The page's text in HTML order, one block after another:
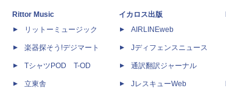
Rittor Music
リットーミュージック
楽器探そう!デジマート
TシャツPOD T-OD
立東舎
イカロス出版
AIRLINEweb
Jディフェンスニュース
通訳翻訳ジャーナル
JレスキューWeb